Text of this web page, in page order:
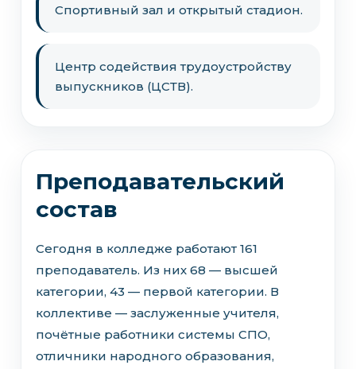
Спортивный зал и открытый стадион.
Центр содействия трудоустройству
выпускников (ЦСТВ).
Преподавательский
состав
Сегодня в колледже работают 161
преподаватель. Из них 68 — высшей
категории, 43 — первой категории. В
коллективе — заслуженные учителя,
почётные работники системы СПО,
отличники народного образования,